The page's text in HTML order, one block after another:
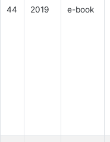
44 2019 e-book